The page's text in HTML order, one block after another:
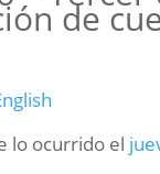
de
lo ocurrido el